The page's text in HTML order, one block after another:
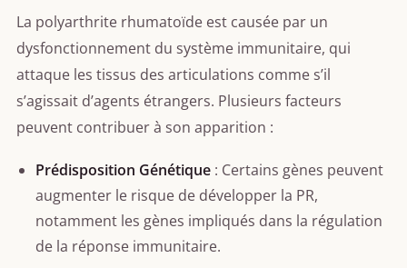
La polyarthrite rhumatoïde est causée par un
dysfonctionnement du système immunitaire, qui
attaque les tissus des articulations comme s’il
s’agissait d’agents étrangers. Plusieurs facteurs
peuvent contribuer à son apparition :
Prédisposition Génétique : Certains gènes peuvent
augmenter le risque de développer la PR,
notamment les gènes impliqués dans la régulation
de la réponse immunitaire.